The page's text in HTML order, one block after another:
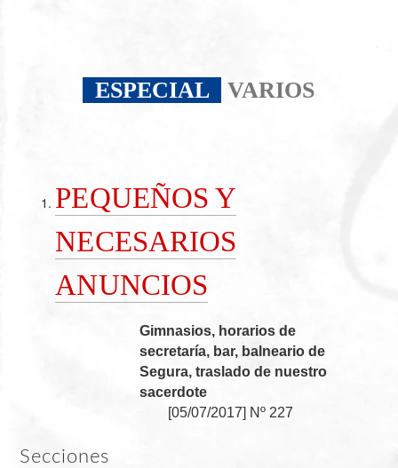
ESPECIAL VARIOS
PEQUEÑOS Y
NECESARIOS
ANUNCIOS
Gimnasios, horarios de
secretaría, bar, balneario de
Segura, traslado de nuestro
sacerdote
[05/07/2017] Nº 227
Secciones